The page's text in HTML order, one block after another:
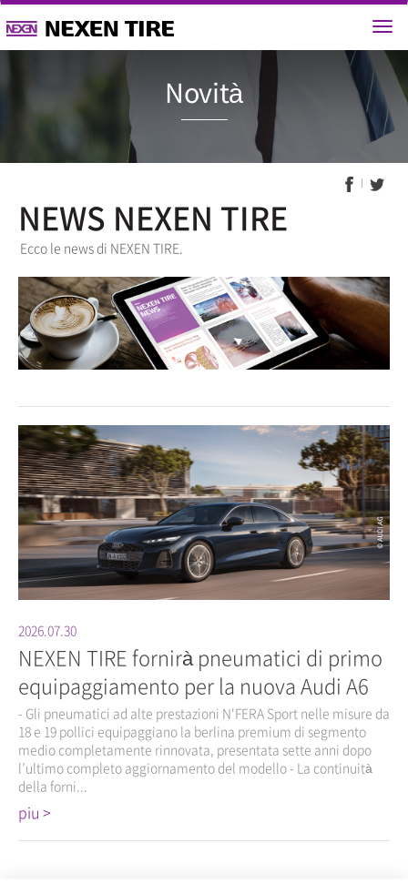
Novità
NEWS NEXEN TIRE
Ecco le news di NEXEN TIRE.
2026.07.30
NEXEN TIRE fornirà pneumatici di primo
equipaggiamento per la nuova Audi A6
- Gli pneumatici ad alte prestazioni N'FERA Sport nelle misure da
18 e 19 pollici equipaggiano la berlina premium di segmento
medio completamente rinnovata, presentata sette anni dopo
l’ultimo completo aggiornamento del modello - La continuità
della forni...
piu >